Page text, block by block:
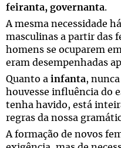
feiranta, governanta.
A mesma necessidade
masculinas a partir das
homens se ocuparem
eram desempenhadas
Quanto a infanta,
houvesse influência do
tenha havido, está
regras da nossa
A formação de novos